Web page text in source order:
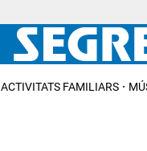
ACTIVITATS FAMILIARS